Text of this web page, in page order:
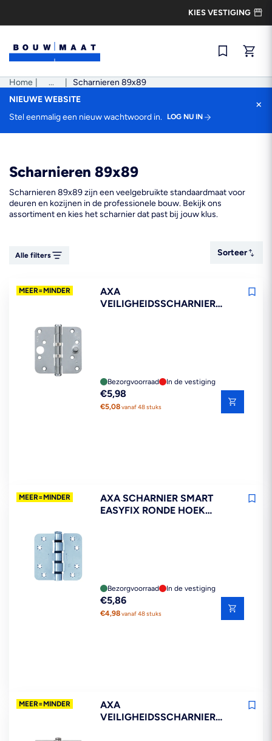
inhoud
KIES VESTIGING
Snel
Home ...
Pad
Scharnieren 89x89
NIEUWE WEBSITE
Stel eenmalig een nieuw wachtwoord in.
LOG NU IN
×
Scharnieren 89x89
Scharnieren 89x89 zijn een veelgebruikte standaardmaat voor
deuren en kozijnen in de professionele bouw. Bekijk ons
assortiment en kies het scharnier dat past bij jouw klus.
Alle filters
Sorteer
Sorteer
MEER=MINDER
AXA
VEILIGHEIDSSCHARNIER
Bezorgvoorraad In de vestiging
Reguliere
prijs
€5,98
€5,08vanaf 48 stuks
MEER=MINDER
AXA SCHARNIER SMART
EASYFIX RONDE HOEK
Bezorgvoorraad In de vestiging
Reguliere
prijs
€5,86
€4,98vanaf 48 stuks
MEER=MINDER
AXA
VEILIGHEIDSSCHARNIER